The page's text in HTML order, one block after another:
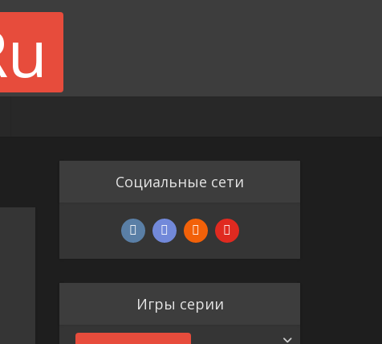
Социальные сети
Игры серии